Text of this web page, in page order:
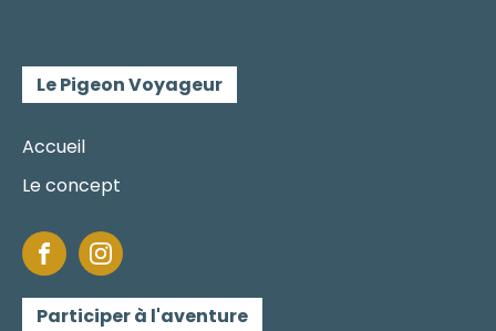
Le Pigeon Voyageur
Accueil
Le concept
Participer à l'aventure